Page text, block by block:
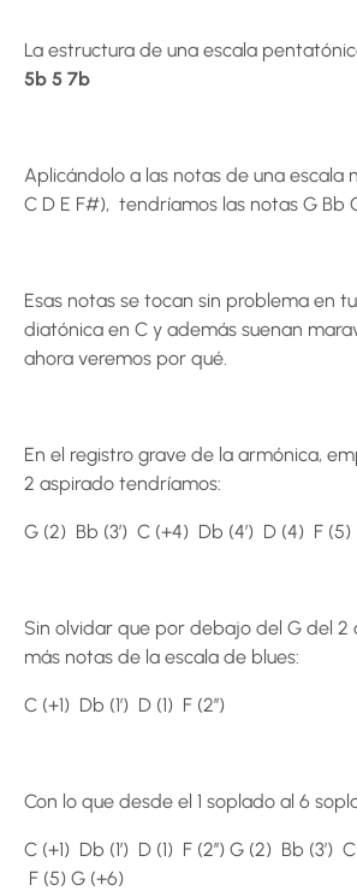
La estructura de una escala
5b 5 7b
Aplicándolo a las notas de una escala
C D E F#), tendríamos las notas G Bb
Esas notas se tocan sin problema en
diatónica en C y además suenan
ahora veremos por qué.
En el registro grave de la armónica,
2 aspirado tendríamos:
G (2) Bb (3’) C (+4) Db (4’) D (4) F (5)
Sin olvidar que por debajo del G del 2
más notas de la escala de blues:
C (+1) Db (1’) D (1) F (2’’)
Con lo que desde el 1 soplado al 6
C (+1) Db (1’) D (1) F (2’’) G (2) Bb (3’)
F (5) G (+6)